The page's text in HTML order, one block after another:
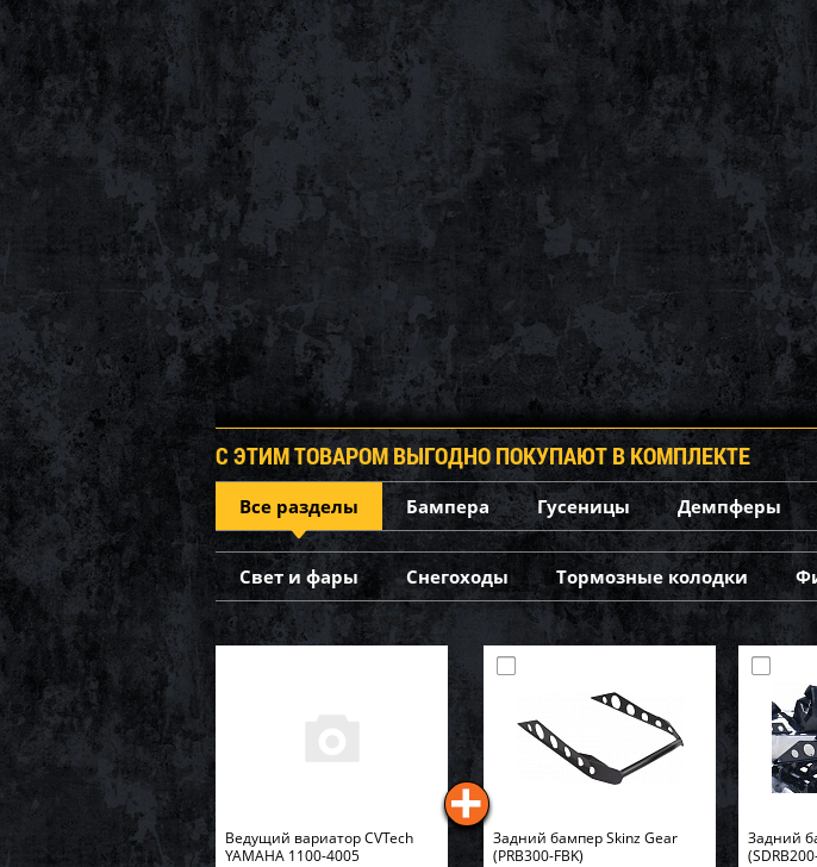
С ЭТИМ ТОВАРОМ ВЫГОДНО ПОКУПАЮТ В КОМПЛЕКТЕ
Все разделы Бампера Гусеницы Демпферы
Свет и фары Снегоходы Тормозные колодки
Ведущий вариатор CVTech
YAMAHA 1100-4005
Задний бампер Skinz Gear
(PRB300-FBK)
Задний